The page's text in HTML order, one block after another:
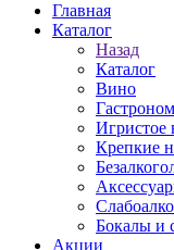
Главная
Каталог
Назад
Каталог
Вино
Игристое
Крепкие
Бокалы и
Акции